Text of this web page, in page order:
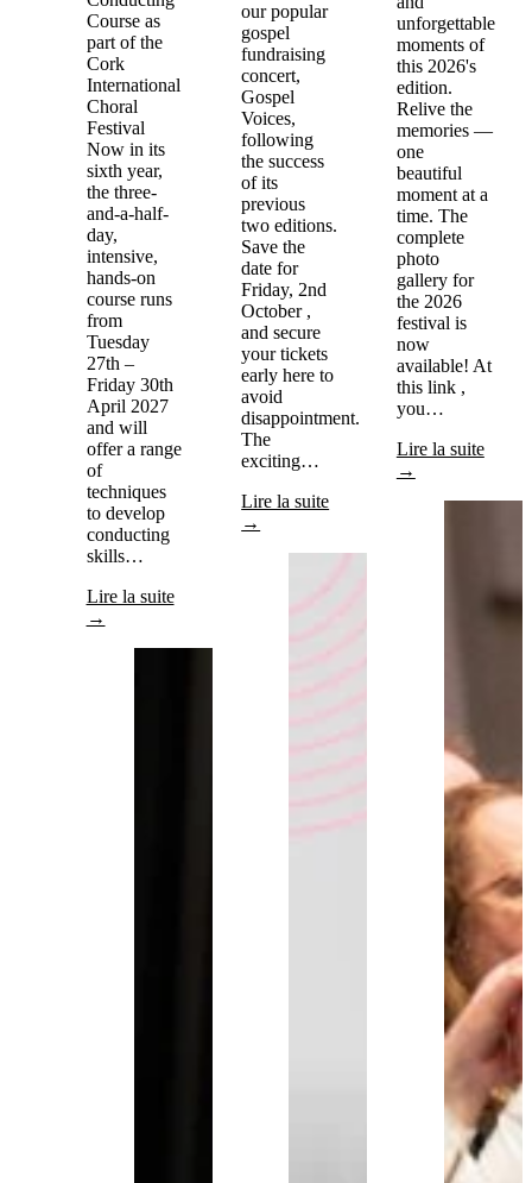
Course as
part of the
Cork
International
Choral
Festival
Now in its
sixth year,
the three-
and-a-half-
day,
intensive,
hands-on
course runs
from
Tuesday
27th –
Friday 30th
April 2027
and will
offer a range
of
techniques
to develop
conducting
skills…
Lire la suite
→
our popular
gospel
fundraising
concert,
Gospel
Voices,
following
the success
of its
previous
two editions.
Save the
date for
Friday, 2nd
October ,
and secure
your tickets
early here to
avoid
disappointment.
The
exciting…
Lire la suite
→
unforgettable
moments of
this 2026's
edition.
Relive the
memories —
one
beautiful
moment at a
time. The
complete
photo
gallery for
the 2026
festival is
now
available! At
this link ,
you…
Lire la suite
→